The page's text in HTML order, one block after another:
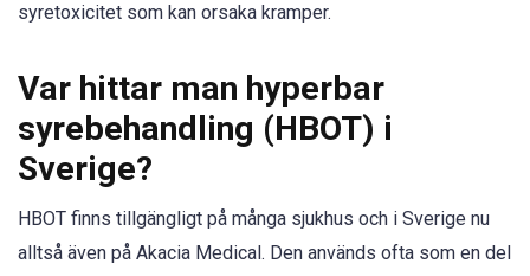
syretoxicitet som kan orsaka kramper.
Var hittar man hyperbar
syrebehandling (HBOT) i
Sverige?
HBOT finns tillgängligt på många sjukhus och i Sverige nu
alltså även på Akacia Medical. Den används ofta som en del